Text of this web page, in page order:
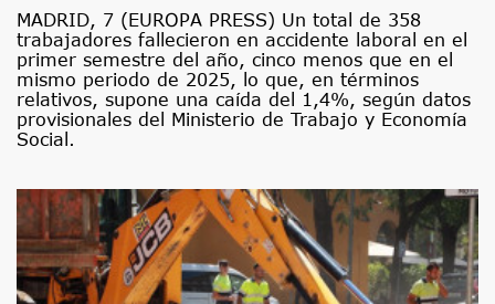
MADRID, 7 (EUROPA PRESS) Un total de 358
trabajadores fallecieron en accidente laboral en el
primer semestre del año, cinco menos que en el
mismo periodo de 2025, lo que, en términos
relativos, supone una caída del 1,4%, según datos
provisionales del Ministerio de Trabajo y Economía
Social.